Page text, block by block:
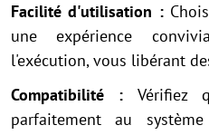
Facilité d'utilisation :
une expérience
l'exécution, vous libérant
Compatibilité : Vérifiez
parfaitement au